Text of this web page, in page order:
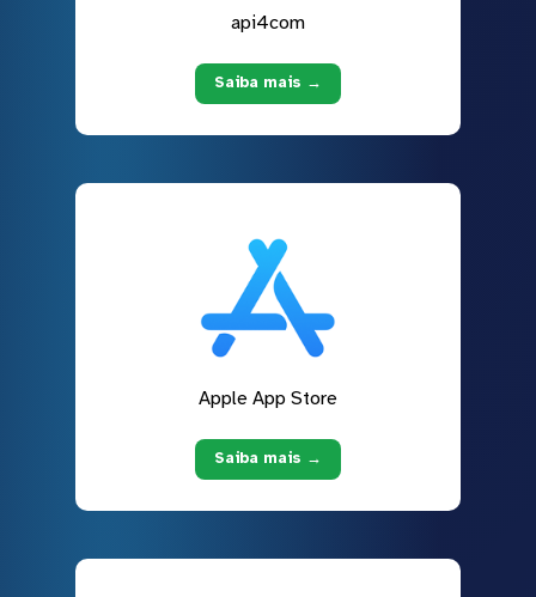
api4com
Saiba mais →
Apple App Store
Saiba mais →